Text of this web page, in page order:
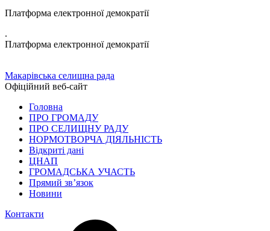
Платформа електронної демократії
.
Платформа електронної демократії
Макарівська селищна рада
Офіційний веб-сайт
Головна
ПРО ГРОМАДУ
ПРО СЕЛИЩНУ РАДУ
НОРМОТВОРЧА ДІЯЛЬНІСТЬ
Відкриті дані
ЦНАП
ГРОМАДСЬКА УЧАСТЬ
Прямий зв’язок
Новини
Контакти